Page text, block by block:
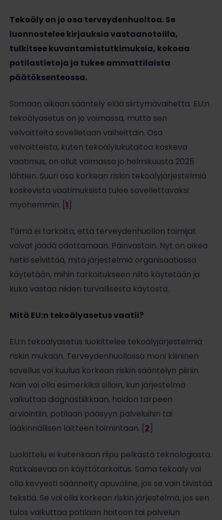
Tekoäly on jo osa terveydenhuoltoa. Se
luonnostelee kirjauksia vastaanotoilla,
tulkitsee kuvantamistutkimuksia, kokoaa
potilastietoja ja tukee ammattilaista
päätöksenteossa.
Samaan aikaan sääntely elää siirtymävaihetta. EU:n
tekoälyasetus on jo voimassa, mutta sen
velvoitteita sovelletaan vaiheittain. Osa
velvoitteista, kuten tekoälylukutaitoa koskeva
vaatimus, on ollut voimassa jo helmikuusta 2025
lähtien. Suuri osa korkean riskin tekoälyjärjestelmiä
koskevista vaatimuksista tulee sovellettavaksi
myöhemmin. [1
Tämä ei tarkoita, että terveydenhuollon toimijat
voivat jäädä odottamaan. Päinvastoin. Nyt on oikea
hetki selvittää, mitä järjestelmiä organisaatiossa
käytetään, mihin tarkoitukseen niitä käytetään ja
kuka vastaa niiden turvallisesta käytöstä.
Mitä EU:n tekoälyasetus vaatii?
EU:n tekoälyasetus luokittelee tekoälyjärjestelmiä
riskin mukaan. Terveydenhuollossa moni kliininen
sovellus voi kuulua korkean riskin sääntelyn piiriin.
Näin voi olla esimerkiksi silloin, kun järjestelmä
vaikuttaa diagnostiikkaan, hoidon tarpeen
arviointiin, potilaan pääsyyn palveluihin tai
lääkinnällisen laitteen toimintaan. [ 2
Luokittelu ei kuitenkaan riipu pelkästä teknologiasta.
Ratkaisevaa on käyttötarkoitus. Sama tekoäly voi
olla kevyesti säännelty apuväline, jos se vain tiivistää
tekstiä. Se voi olla korkean riskin järjestelmä, jos sen
tulos vaikuttaa potilaan hoitoon tai palvelun